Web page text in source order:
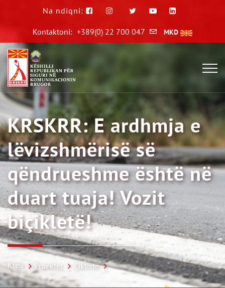
Na ndiqni:
Kontaktoni: +389(0) 22 700 047 MKD
KRSKRR: E ardhmja e
lëvizshmërisë së
qëndrueshme është në
duart tuaja! Vozit
biçikletë!
Kreu Proektet Çiklistë